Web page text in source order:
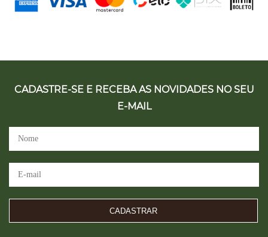
CADASTRE-SE E RECEBA AS NOVIDADES NO SEU
E-MAIL
CADASTRAR